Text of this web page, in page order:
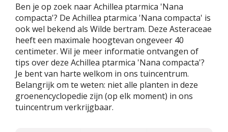
Ben je op zoek naar Achillea ptarmica 'Nana
compacta'? De Achillea ptarmica 'Nana compacta' is
ook wel bekend als Wilde bertram. Deze Asteraceae
heeft een maximale hoogtevan ongeveer 40
centimeter. Wil je meer informatie ontvangen of
tips over deze Achillea ptarmica 'Nana compacta'?
Je bent van harte welkom in ons tuincentrum.
Belangrijk om te weten: niet alle planten in deze
groenencyclopedie zijn (op elk moment) in ons
tuincentrum verkrijgbaar.